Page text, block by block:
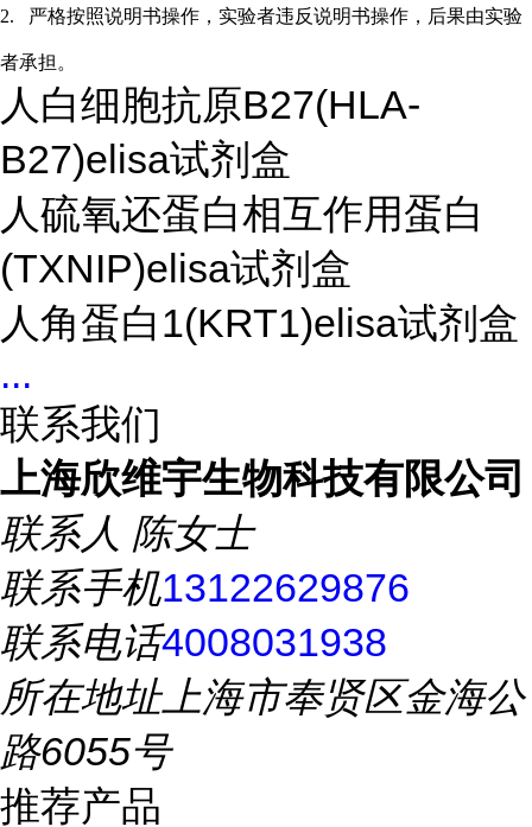
2. 严格按照说明书操作，实验者违反说明书操作，后果由实验
者承担。
人白细胞抗原B27(HLA-
B27)elisa试剂盒
人硫氧还蛋白相互作用蛋白
(TXNIP)elisa试剂盒
人角蛋白1(KRT1)elisa试剂盒
...
联系我们
上海欣维宇生物科技有限公司
联系人 陈女士
联系手机13122629876
联系电话4008031938
所在地址上海市奉贤区金海公
路6055号
推荐产品